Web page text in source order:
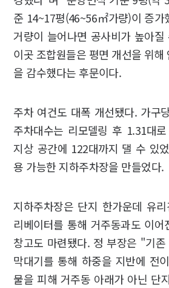
준 14~17평(46~56㎡가량)이 증가
거량이 늘어나면 공사비가 높아
이곳 조합원들은 평면 개선을 위해
을 감수했다는 후문이다.
주차 여건도 대폭 개선됐다. 가구
주차대수는 리모델링 후 1.31대
지상 공간에 122대까지 댈 수 있
용 가능한 지하주차장을 만들었다.
지하주차장은 단지 한가운데 유
리베이터를 통해 거주동과도 이
창고도 마련됐다. 정 부장은 "기
막대기를 통해 하중을 지반에 전
물을 피해 거주동 아래가 아닌 단